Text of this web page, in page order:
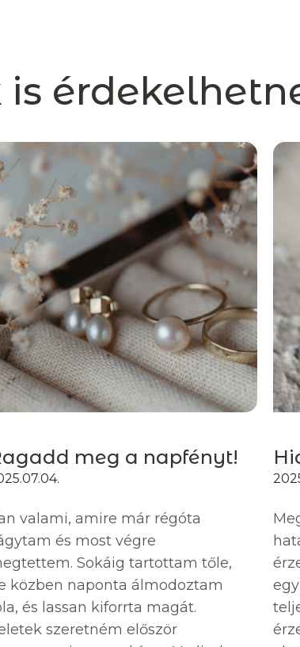
is
meg a napfényt!
valami, amire már régóta
és most végre
Sokáig tartottam tőle,
közben naponta álmodoztam
és lassan kiforrta magát.
szeretném először